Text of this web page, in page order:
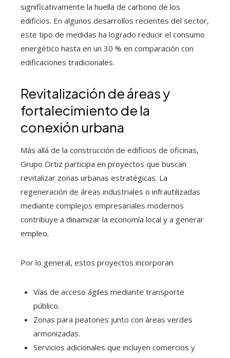
significativamente la huella de carbono de los
edificios. En algunos desarrollos recientes del sector,
este tipo de medidas ha logrado reducir el consumo
energético hasta en un 30 % en comparación con
edificaciones tradicionales.
Revitalización de áreas y
fortalecimiento de la
conexión urbana
Más allá de la construcción de edificios de oficinas,
Grupo Ortiz participa en proyectos que buscan
revitalizar zonas urbanas estratégicas. La
regeneración de áreas industriales o infrautilizadas
mediante complejos empresariales modernos
contribuye a dinamizar la economía local y a generar
empleo.
Por lo general, estos proyectos incorporan:
Vías de acceso ágiles mediante transporte
público.
Zonas para peatones junto con áreas verdes
armonizadas.
Servicios adicionales que incluyen comercios y